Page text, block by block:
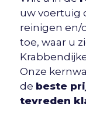
uw voertuig
reinigen en/
toe, waar u
Onze
de beste
tevreden